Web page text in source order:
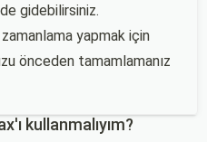
gidebilirsiniz.
yapmak için
önceden tamamlamanız
kullanmalıyım?